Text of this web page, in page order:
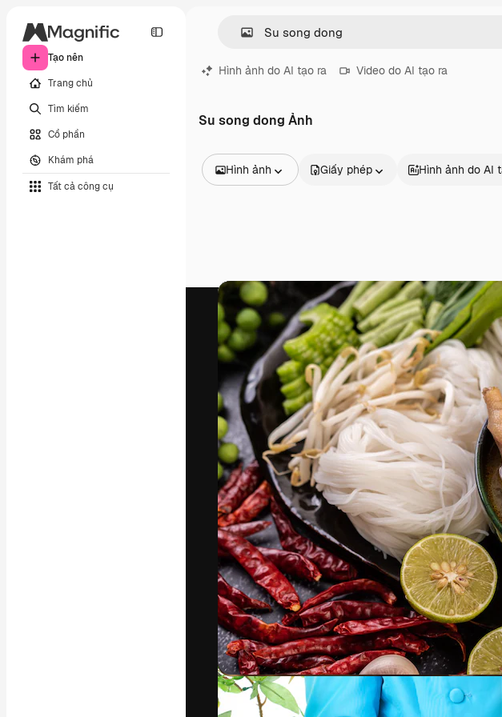
Tạo nên
Trang chủ
Tìm kiếm
Cổ phần
Khám phá
Tất cả công cụ
Hình ảnh do AI tạo ra Video do AI tạo ra
Su song dong Ảnh
Hình ảnh
Video
Đoạn video
Đồ họa chuyển động
Mẫu video.
Biểu tượng
Mô hình 3D
Phông chữ
Giấy phép Hình ảnh do AI
Nền tảng sáng tạo giúp bạn làm chủ những
tác phẩm xuất sắc nhất. Hơn 1 triệu người
đăng ký đến từ các nhà sáng tạo, doanh
nghiệp, agency và studio.
Tiếng Việt